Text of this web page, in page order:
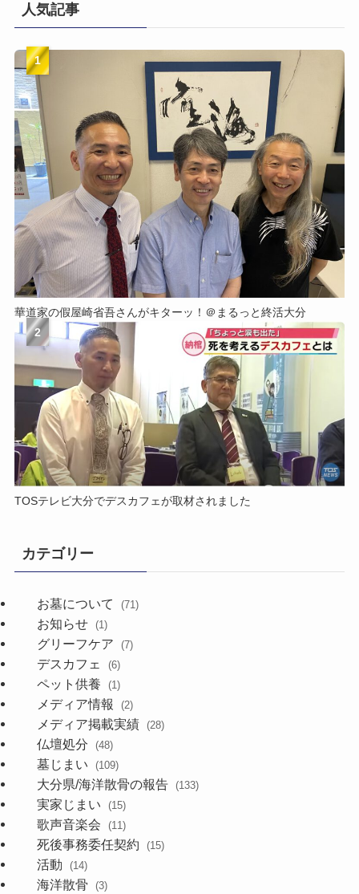
人気記事
1
華道家の​假屋崎省吾さんが​キターッ！​＠まるっと​終活大分
2
TOSテレビ大分で​デスカフェが​取材されました
カテゴリー
お墓について (71)
お知らせ (1)
グリーフケア (7)
デスカフェ (6)
ペット供養 (1)
メディア情報 (2)
メディア掲載実績 (28)
仏壇処分 (48)
墓じまい (109)
大分県/海洋散骨の報告 (133)
実家じまい (15)
歌声音楽会 (11)
死後事務委任契約 (15)
活動 (14)
海洋散骨 (3)